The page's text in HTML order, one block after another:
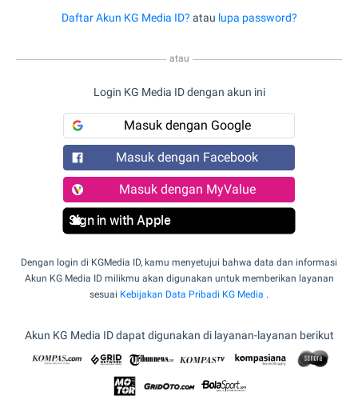
Daftar Akun KG Media ID? atau lupa password?
atau
Login KG Media ID dengan akun ini
Masuk dengan Google
Masuk dengan Facebook
Masuk dengan MyValue
Sign in with Apple
Dengan login di KGMedia ID, kamu menyetujui bahwa data dan informasi
Akun KG Media ID milikmu akan digunakan untuk memberikan layanan
sesuai Kebijakan Data Pribadi KG Media .
Akun KG Media ID dapat digunakan di layanan-layanan berikut